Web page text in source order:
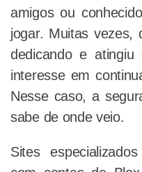
amigos ou
jogar. Muitas vezes,
dedicando e
interesse em
Nesse caso, a
sabe de onde veio.
Sites